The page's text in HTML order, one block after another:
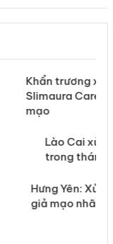
lý sản phẩm
giấy phép giả
phạm thương